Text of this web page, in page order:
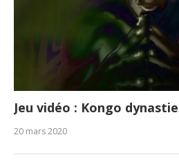
Jeu vidéo : Kongo dynastie
20 mars 2020